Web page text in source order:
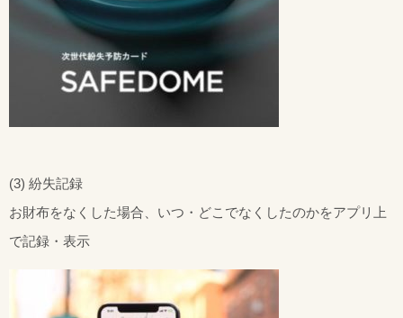
(3) 紛失記録
お財布をなくした場合、いつ・どこでなくしたのかをアプリ上
で記録・表示